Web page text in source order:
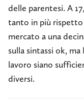
delle parentesi. A
tanto in più rispetto
mercato a una
sulla sintassi ok,
lavoro siano
diversi.